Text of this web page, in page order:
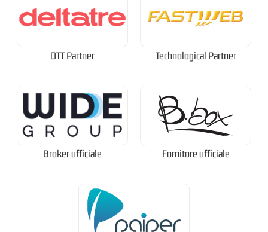
OTT Partner Technological Partner
Broker ufficiale Fornitore ufficiale